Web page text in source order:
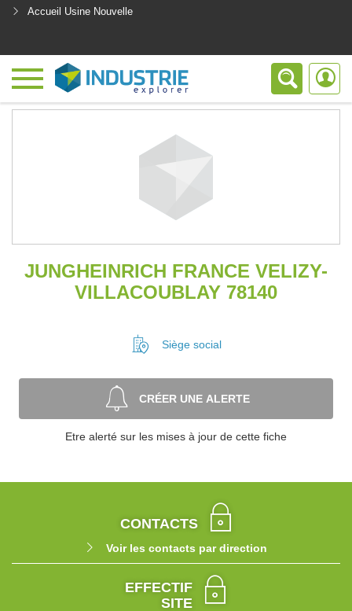
Accueil Usine Nouvelle
JUNGHEINRICH FRANCE VELIZY-
VILLACOUBLAY 78140
Siège social
CRÉER UNE ALERTE
Etre alerté sur les mises à jour de cette fiche
CONTACTS
Voir les contacts par direction
EFFECTIF
SITE